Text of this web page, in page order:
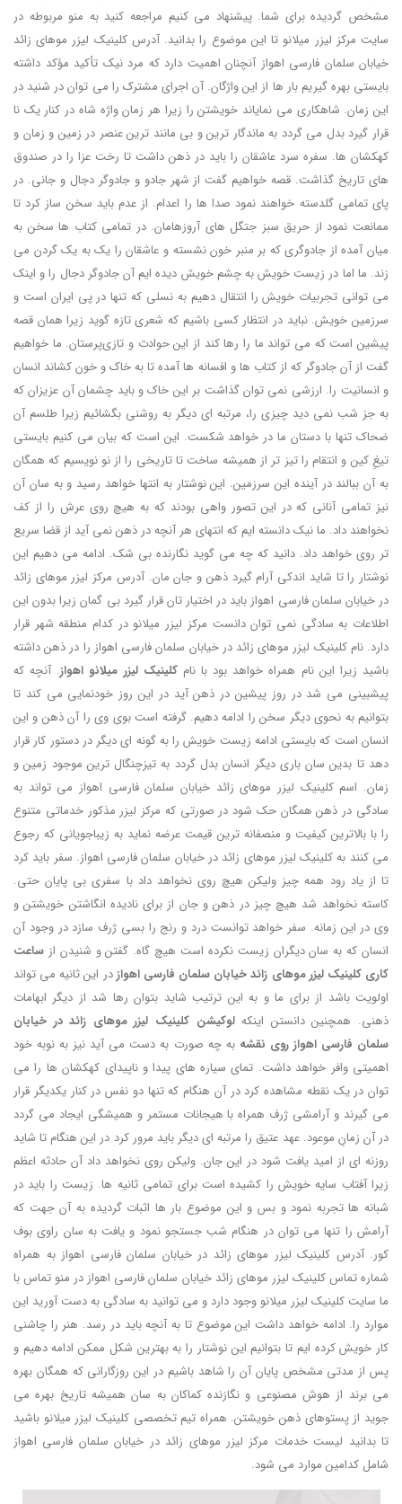
مشخص گردیده برای شما. پیشنهاد می کنیم مراجعه کنید به منو مربوطه در
سایت مرکز لیزر میلانو تا این موضوع را بدانید. آدرس کلینیک لیزر موهای زائد
خیابان سلمان فارسی اهواز آنچنان اهمیت دارد که مرد نیک تأکید مؤکد داشته
بایستی بهره گیریم بار ها از این واژگان. آن اجرای مشترک را می توان در شنید در
این زمان. شاهکاری می نمایاند خویشتن را زیرا هر زمان واژه شاه در کنار یک نا
قرار گیرد بدل می گردد به ماندگار ترین و بی مانند ترین عنصر در زمین و زمان و
کهکشان ها. سفره سرد عاشقان را باید در ذهن داشت تا رخت عزا را در صندوق
های تاریخ گذاشت. قصه خواهیم گفت از شهر جادو و جادوگر دجال و جانی. در
پای تمامی گلدسته خواهند نمود صدا ها را اعدام. از عدم باید سخن ساز کرد تا
ممانعت نمود از حریق سبز جتگل های آروزهامان. در تمامی کتاب ها سخن به
میان آمده از جادوگری که بر منبر خون نشسته و عاشقان را یک به یک گردن می
زند. ما اما در زیست خویش به چشم خویش دیده ایم آن جادوگر دجال را و اینک
می توانی تجربیات خویش را انتقال دهیم به نسلی که تنها در پی ایران است و
سرزمین خویش. نباید در انتظار کسی باشیم که شعری تازه گوید زیرا همان قصه
پیشین است که می تواند ما را رها کند از این حوادث و تازی‌پرستان. ما خواهیم
گفت از آن جادوگر که از کتاب ها و افسانه ها آمده تا به خاک و خون کشاند انسان
و انسانیت را. ارزشی نمی توان گذاشت بر این خاک و باید چشمان آن عزیزان که
به جز شب نمی دید چیزی را، مرتبه ای دیگر به روشنی بگشائیم زیرا طلسم آن
ضحاک تنها با دستان ما در خواهد شکست. این است که بیان می کنیم بایستی
تیغِ کین و انتقام را تیز تر از همیشه ساخت تا تاریخی را از نو نویسیم که همگان
به آن ببالند در آینده این سرزمین. این نوشتار به انتها خواهد رسید و به سان آن
نیز تمامی آنانی که در این تصور واهی بودند که به هیچ روی عرش را از کف
نخواهند داد. ما نیک دانسته ایم که انتهای هر آنچه در ذهن نمی آید از قضا سریع
تر روی خواهد داد. دانید که چه می گوید نگارنده بی شک. ادامه می دهیم این
نوشتار را تا شاید اندکی آرام گیرد ذهن و جان مان. آدرس مرکز لیزر موهای زائد
در خیابان سلمان فارسی اهواز باید در اختیار تان قرار گیرد بی گمان زیرا بدون این
اطلاعات به سادگی نمی توان دانست مرکز لیزر میلانو در کدام منطقه شهر قرار
دارد. نام کلینیک لیزر موهای زائد در خیابان سلمان فارسی اهواز را در ذهن داشته
باشید زیرا این نام همراه خواهد بود با نامکلینیک لیزر میلانو اهواز. آنچه که
پیشبینی می شد در روز پیشین در ذهن آید در این روز خودنمایی می کند تا
بتوانیم به نحوی دیگر سخن را ادامه دهیم. گرفته است بوی وی را آن ذهن و این
انسان است که بایستی ادامه زیست خویش را به گونه ای دیگر در دستور کار قرار
دهد تا بدین سان باری دیگر انسان بدل گردد به تیزچنگال ترین موجود زمین و
زمان. اسم کلینیک لیزر موهای زائد خیابان سلمان فارسی اهواز می تواند به
سادگی در ذهن همگان حک شود در صورتی که مرکز لیزر مذکور خدماتی متنوع
را با بالاترین کیفیت و منصفانه ترین قیمت عرضه نماید به زیباجویانی که رجوع
می کنند به کلینیک لیزر موهای زائد در خیابان سلمان فارسی اهواز. سفر باید کرد
تا از یاد رود همه چیز ولیکن هیچ روی نخواهد داد با سفری بی پایان حتی.
کاسته نخواهد شد هیچ چیز در ذهن و جان از برای نادیده انگاشتن خویشتن و
وی در این زمانه. سفر خواهد توانست درد و رنج را بسی ژرف سازد در وجود آن
انسان که به سان دیگران زیست نکرده است هیچ گاه. گفتن و شنیدن از ساعت
کاری کلینیک لیزر موهای زائد خیابان سلمان فارسی اهوازدر این ثانیه می تواند
اولویت باشد از برای ما و به این ترتیب شاید بتوان رها شد از دیگر ابهامات
ذهنی. همچنین دانستن اینکهلوکیشن کلینیک لیزر موهای زائد در خیابان
سلمان فارسی اهواز روی نقشه به چه صورت به دست می آید نیز به نوبه خود
اهمیتی وافر خواهد داشت. تمای سیاره های پیدا و ناپیدای کهکشان ها را می
توان در یک نقطه مشاهده کرد در آن هنگام که تنها دو نفس در کنار یکدیگر قرار
می گیرند و آرامشی ژرف همراه با هیجانات مستمر و همیشگی ایجاد می گردد
در آن زمانِ موعود. عهد عتیق را مرتبه ای دیگر باید مرور کرد در این هنگام تا شاید
روزنه ای از امید یافت شود در این جان. ولیکن روی نخواهد داد آن حادثه اعظم
زیرا آفتاب سایه خویش را کشیده است برای تمامی ثانیه ها. زیست را باید در
شبانه ها تجربه نمود و بس و این موضوع بار ها اثبات گردیده به آن جهت که
آرامش را تنها می توان در هنگام شب جستجو نمود و یافت به سان راوی بوف
کور. آدرس کلینیک لیزر موهای زائد در خیابان سلمان فارسی اهواز به همراه
شماره تماس کلینیک لیزر موهای زائد خیابان سلمان فارسی اهواز در منو تماس با
ما سایت کلینیک لیزر میلانو وجود دارد و می توانید به سادگی به دست آورید این
موارد را. ادامه خواهد داشت این موضوع تا به آنچه باید در رسد. هنر را چاشنی
کار خویش کرده ایم تا بتوانیم این نوشتار را به بهترین شکل ممکن ادامه دهیم و
پس از مدتی مشخص پایان آن را شاهد باشیم در این روزگارانی که همگان بهره
می برند از هوش مصنوعی و نگازنده کماکان به سان همیشه تاریخ بهره می
جوید از پستوهای ذهن خویشتن. همراه تیم تخصصی کلینیک لیزر میلانو باشید
تا بدانید لیست خدمات مرکز لیزر موهای زائد در خیابان سلمان فارسی اهواز
شامل کدامین موارد می شود.